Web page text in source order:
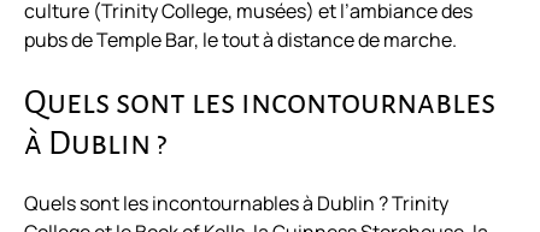
culture (Trinity College, musées) et l’ambiance des
pubs de Temple Bar, le tout à distance de marche.
Quels sont les incontournables
à Dublin ?
Quels sont les incontournables à Dublin ? Trinity